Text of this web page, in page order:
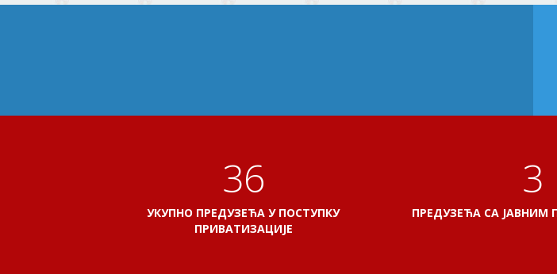
41
УКУПНО ПРЕДУЗЕЋА У ПОСТУПКУ
ПРИВАТИЗАЦИЈЕ
3
ПРЕДУЗЕЋА СА ЈАВНИМ